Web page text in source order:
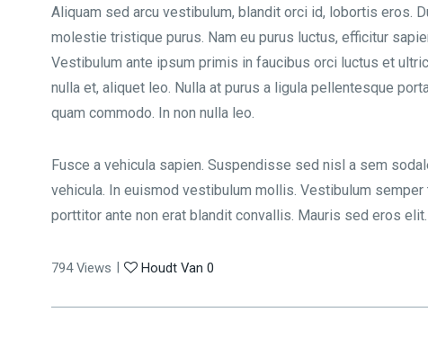
Aliquam sed arcu vestibulum, blandit orci id, lobortis eros.
molestie tristique purus. Nam eu purus luctus, efficitur
Vestibulum ante ipsum primis in faucibus orci luctus et
nulla et, aliquet leo. Nulla at purus a ligula pellentesque
quam commodo. In non nulla leo.
Fusce a vehicula sapien. Suspendisse sed nisl a sem
vehicula. In euismod vestibulum mollis. Vestibulum
porttitor ante non erat blandit convallis. Mauris sed eros elit.
794Views | Houdt Van 0